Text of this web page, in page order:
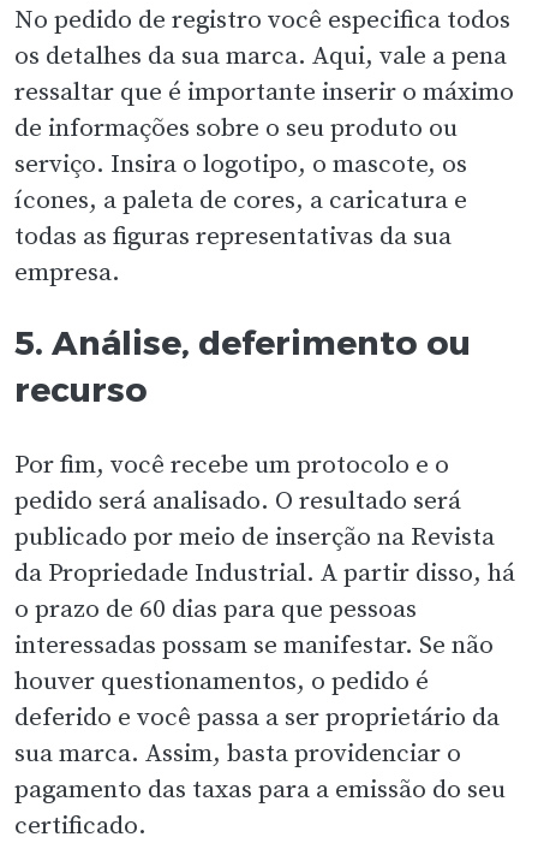
No pedido de registro você especifica todos
os detalhes da sua marca. Aqui, vale a pena
ressaltar que é importante inserir o máximo
de informações sobre o seu produto ou
serviço. Insira o logotipo, o mascote, os
ícones, a paleta de cores, a caricatura e
todas as figuras representativas da sua
empresa.
5. Análise, deferimento ou
recurso
Por fim, você recebe um protocolo e o
pedido será analisado. O resultado será
publicado por meio de inserção na Revista
da Propriedade Industrial. A partir disso, há
o prazo de 60 dias para que pessoas
interessadas possam se manifestar. Se não
houver questionamentos, o pedido é
deferido e você passa a ser proprietário da
sua marca. Assim, basta providenciar o
pagamento das taxas para a emissão do seu
certificado.